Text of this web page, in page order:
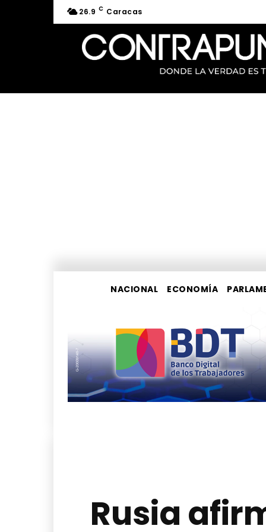
26.9 C Caracas
NACIONAL ECONOMÍA
Rusia